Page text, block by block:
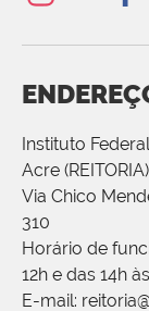
Instituto
Acre (REITORIA)
Via Chico
310
Horário de
12h e das 14h
E-mail: